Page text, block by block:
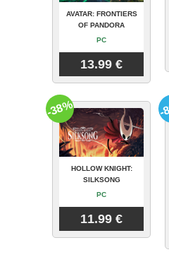
AVATAR: FRONTIERS
OF PANDORA
PC
13.99 €
HOLLOW KNIGHT:
SILKSONG
PC
11.99 €
-38% -